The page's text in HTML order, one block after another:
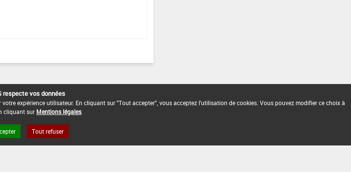
respecte vos données
expérience utilisateur. En cliquant sur "Tout accepter", vous acceptez l'utilisation de cookies. Vous pouvez modifier ce choix à
cliquant sur Mentions légales
Tout refuser